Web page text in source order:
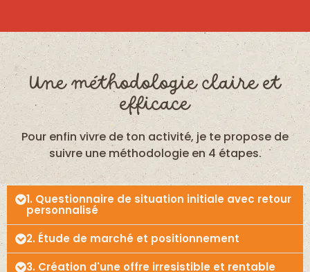
Une méthodologie claire et
efficace
Pour enfin vivre de ton activité, je te propose de
suivre une méthodologie en 4 étapes.
1. Questionnaire de situation initiale avec retour
personnalisé
2. Étude de marché et positionnement
3. Création d'une offre irresistible et rentable